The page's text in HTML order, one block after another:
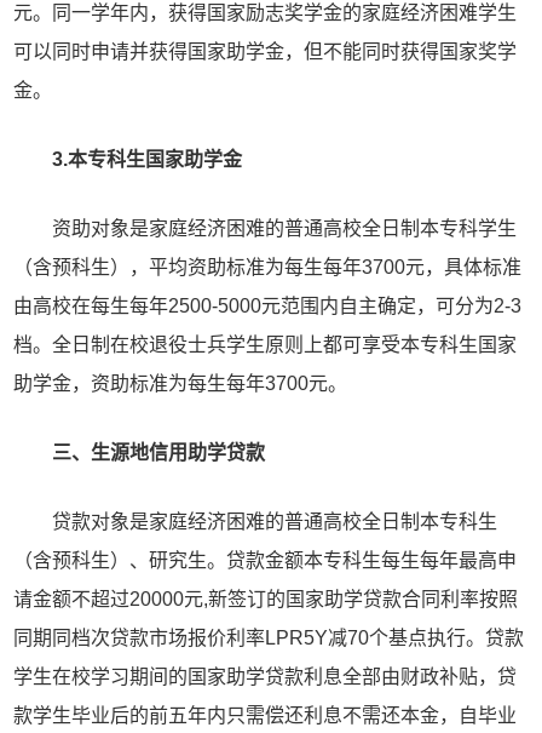
元。同一学年内，获得国家励志奖学金的家庭经济困难学生
可以同时申请并获得国家助学金，但不能同时获得国家奖学
金。
3.本专科生国家助学金
资助对象是家庭经济困难的普通高校全日制本专科学生
（含预科生），平均资助标准为每生每年3700元，具体标准
由高校在每生每年2500-5000元范围内自主确定，可分为2-3
档。全日制在校退役士兵学生原则上都可享受本专科生国家
助学金，资助标准为每生每年3700元。
三、生源地信用助学贷款
贷款对象是家庭经济困难的普通高校全日制本专科生
（含预科生）、研究生。贷款金额本专科生每生每年最高申
请金额不超过20000元,新签订的国家助学贷款合同利率按照
同期同档次贷款市场报价利率LPR5Y减70个基点执行。贷款
学生在校学习期间的国家助学贷款利息全部由财政补贴，贷
款学生毕业后的前五年内只需偿还利息不需还本金，自毕业